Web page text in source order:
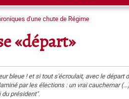
d'une chute de Régime
«départ»
bleue ! et si tout s'écroulait, avec le
par les élections : un vrai cauchemar
du président".